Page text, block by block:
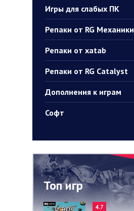
Игры для слабых ПК
Репаки от RG Механики
Репаки от xatab
Репаки от RG Catalyst
Дополнения к играм
Софт
Топ игр
4.7